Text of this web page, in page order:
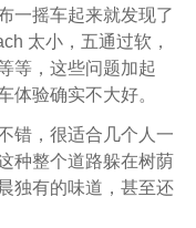
一摇车起来就发现了
太小，五通过软，
等，这些问题加起
体验确实不大好。
错，很适合几个人一
种整个道路躲在树荫
独有的味道，甚至还